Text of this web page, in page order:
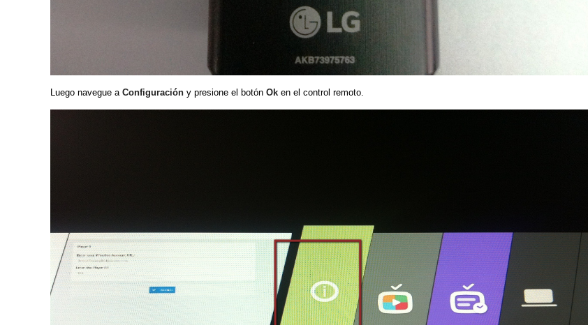
Luego navegue a Configuración y presione el botón Ok en el control remoto.